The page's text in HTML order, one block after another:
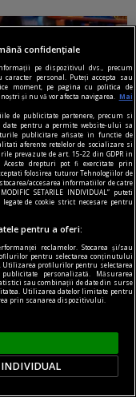
acces la
o asamblează, ci
confidențiale
pe dispozitivul dvs., precum
personal. Puteți accepta sau
moment, pe pagina cu politica de
și nu vă vor afecta navigarea.
Mai
de publicitate partenere, precum si
pentru a permite website-ului sa
publicitare afisate in functie de
aferente retelelor de socializare si
prevazute de art. 15-22 din GDPR in
drepturi pot fi exercitate prin
acceptati folosirea tuturor Tehnologiilor de
accesarea informatiilor de catre
SETARILE INDIVIDUAL” puteti
de cookie strict necesare pentru
pentru a oferi:
reclamelor. Stocarea și/sau
pentru selectarea conținutului
Utilizarea profilurilor pentru selectarea
personalizată. Măsurarea
sau combinații de date din surse
Utilizarea datelor limitate pentru
prin scanarea dispozitivului.
INDIVIDUAL